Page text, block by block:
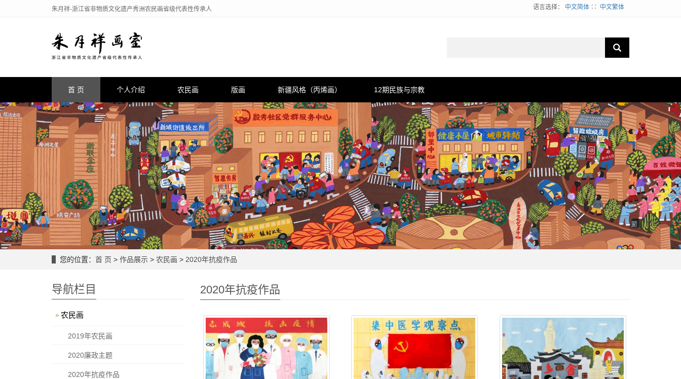
朱月祥-浙江省非物质文化遗产秀洲农民画省级代表性传承人 语言选择： 中文简体 ∷ 中文繁体
首 页 个人介绍 农民画 版画 新疆风格（丙烯画） 12期民族与宗教
您的位置： 首 页 > 作品展示 > 农民画 > 2020年抗疫作品
2020年抗疫作品
导航栏目
农民画
2019年农民画
2020廉政主题
2020年抗疫作品